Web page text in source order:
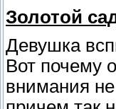
Золотой
Девушка
Вот почему
внимания